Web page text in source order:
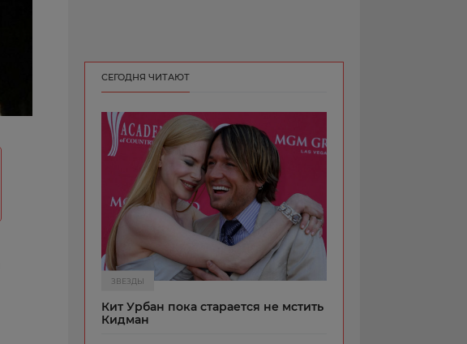
СЕГОДНЯ ЧИТАЮТ
ЗВЕЗДЫ
Кит Урбан пока старается не мстить
Кидман